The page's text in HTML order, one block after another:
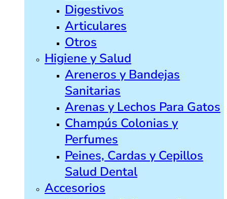
Digestivos
Articulares
Otros
Higiene y Salud
Areneros y Bandejas
Sanitarias
Arenas y Lechos Para Gatos
Champús Colonias y
Perfumes
Peines, Cardas y Cepillos
Salud Dental
Accesorios